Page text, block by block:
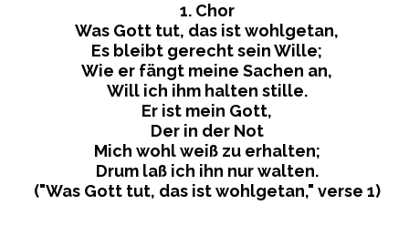
1. Chor
Was Gott tut, das ist wohlgetan,
Es bleibt gerecht sein Wille;
Wie er fängt meine Sachen an,
Will ich ihm halten stille.
Er ist mein Gott,
Der in der Not
Mich wohl weiß zu erhalten;
Drum laß ich ihn nur walten.
("Was Gott tut, das ist wohlgetan," verse 1)